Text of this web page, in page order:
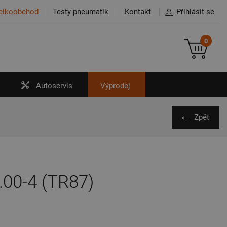
Testy pneumatik Kontakt Přihlásit se
0
Autoservis Výprodej
Zpět
4 (TR87)